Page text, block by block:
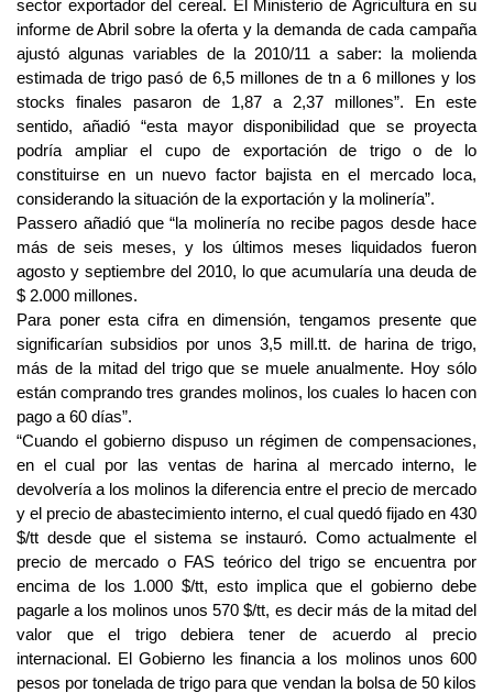
sector exportador del cereal. El Ministerio de Agricultura en su
informe de Abril sobre la oferta y la demanda de cada campaña
ajustó algunas variables de la 2010/11 a saber: la molienda
estimada de trigo pasó de 6,5 millones de tn a 6 millones y los
stocks finales pasaron de 1,87 a 2,37 millones”. En este
sentido, añadió “esta mayor disponibilidad que se proyecta
podría ampliar el cupo de exportación de trigo o de lo
constituirse en un nuevo factor bajista en el mercado loca,
considerando la situación de la exportación y la molinería”.
Passero añadió que “la molinería no recibe pagos desde hace
más de seis meses, y los últimos meses liquidados fueron
agosto y septiembre del 2010, lo que acumularía una deuda de
$ 2.000 millones.
Para poner esta cifra en dimensión, tengamos presente que
significarían subsidios por unos 3,5 mill.tt. de harina de trigo,
más de la mitad del trigo que se muele anualmente. Hoy sólo
están comprando tres grandes molinos, los cuales lo hacen con
pago a 60 días”.
“Cuando el gobierno dispuso un régimen de compensaciones,
en el cual por las ventas de harina al mercado interno, le
devolvería a los molinos la diferencia entre el precio de mercado
y el precio de abastecimiento interno, el cual quedó fijado en 430
$/tt desde que el sistema se instauró. Como actualmente el
precio de mercado o FAS teórico del trigo se encuentra por
encima de los 1.000 $/tt, esto implica que el gobierno debe
pagarle a los molinos unos 570 $/tt, es decir más de la mitad del
valor que el trigo debiera tener de acuerdo al precio
internacional. El Gobierno les financia a los molinos unos 600
pesos por tonelada de trigo para que vendan la bolsa de 50 kilos